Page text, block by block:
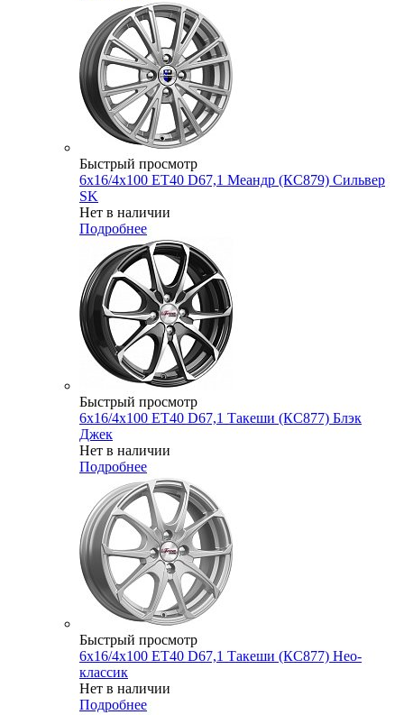
Быстрый просмотр
6x16/4x100 ET40 D67,1 Меандр (КС879) Сильвер
SK
Нет в наличии
Подробнее
Быстрый просмотр
6x16/4x100 ET40 D67,1 Такеши (КС877) Блэк
Джек
Нет в наличии
Подробнее
Быстрый просмотр
6x16/4x100 ET40 D67,1 Такеши (КС877) Нео-
классик
Нет в наличии
Подробнее